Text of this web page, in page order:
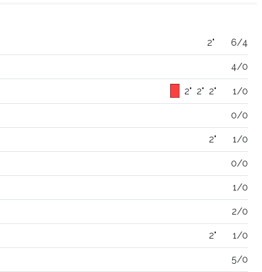
2" 6/4
4/0
2" 2" 2" 1/0
0/0
2" 1/0
0/0
1/0
2/0
2" 1/0
5/0